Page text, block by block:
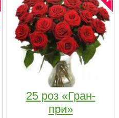
25 роз «Гран-
при»